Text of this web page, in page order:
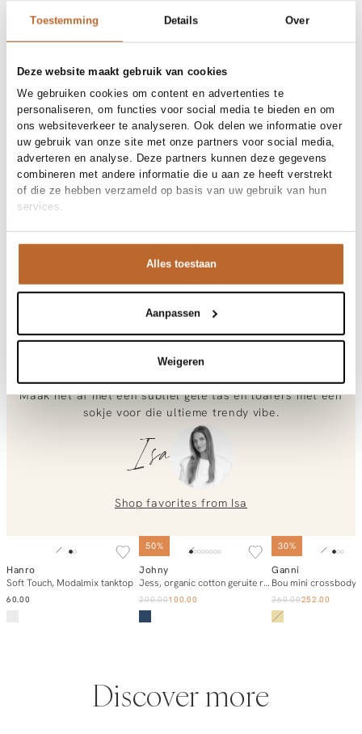
Toestemming Details Over
Deze website maakt gebruik van cookies
We gebruiken cookies om content en advertenties te
personaliseren, om functies voor social media te bieden en om
ons websiteverkeer te analyseren. Ook delen we informatie over
uw gebruik van onze site met onze partners voor social media,
adverteren en analyse. Deze partners kunnen deze gegevens
combineren met andere informatie die u aan ze heeft verstrekt
of die ze hebben verzameld op basis van uw gebruik van hun
services.
Alles toestaan
Aanpassen
Weigeren
30-day returns
Fabric
Fabric: 77% cotton, 15%
polyester, 8% elastane.
Material
Katoen
Cleaning
30°C machine wash
Size and fit
Size advice
This size fits normal
Size model
36
Product details
Brand
The Lola Club
Product number brand
Variantnummer
00031447
Navy
00031447
Pattern
Lange mouw
Millie, katoenmix jack
Shipping and Returns
At Orangebag, you get free delivery on orders over €99. All
orders are sent with a track & trace code, so you can always
weekdays, your parcel will be dispatched today!
Questions or need help?
Do you have any questions about our products or need help
info@orangebag.com
0851 303631 (Mon–Fri: 09:00–17:00). We’re happy to help!
Shop the look
waardoor de geruite mini-rok alle ruimte krijgt. Wij
houden van dit spel tussen preppy en sportief. Door het
Maak het af met een subtiel gele tas en loafers met een
sokje voor die ultieme trendy vibe.
Isa
Shop favorites from Isa
Add to cart
Hanro
Soft Touch, Modalmix tanktop
60.00
50%
Add to cart
Johny
Jess, organic cotton geruite rok
200.00100.00
30%
SOLD OUT
Notify
Ganni
Bou mini crossbody
360.00252.00
Discover more